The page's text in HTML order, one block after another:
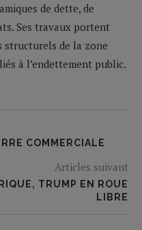
de dette, de
Ses travaux portent
structurels de la zone
à l’endettement public.
COMMERCIALE
Articles suivant
TRUMP EN ROUE
LIBRE